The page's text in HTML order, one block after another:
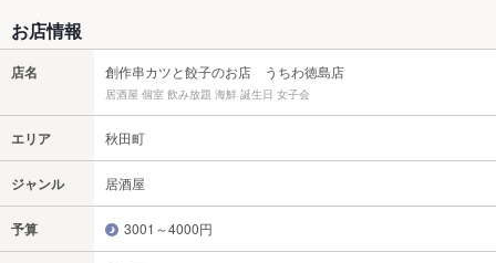
お店情報
店名 創作串カツと餃子のお店 うちわ徳島店
居酒屋 個室 飲み放題 海鮮 誕生日 女子会
エリア 秋田町
ジャンル 居酒屋
予算 3001～4000円